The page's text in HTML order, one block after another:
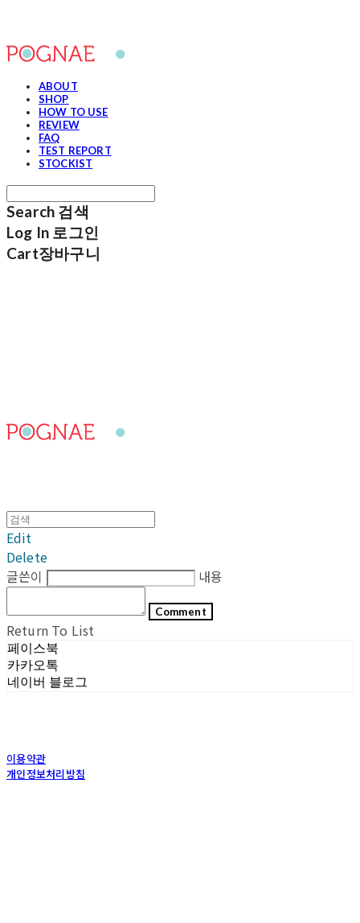
ABOUT
SHOP
HOW TO USE
REVIEW
FAQ
TEST REPORT
STOCKIST
Search 검색
Log In 로그인
Cart장바구니
Edit
Delete
글쓴이
내용
Comment
Return To List
페이스북
카카오톡
네이버 블로그
이용약관
개인정보처리방침